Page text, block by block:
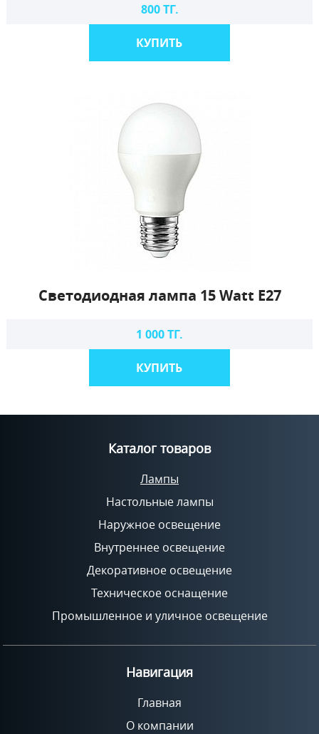
800 ТГ.
КУПИТЬ
Светодиодная лампа 15 Watt E27
1 000 ТГ.
КУПИТЬ
Каталог товаров
Лампы
Настольные лампы
Наружное освещение
Внутреннее освещение
Декоративное освещение
Техническое оснащение
Промышленное и уличное освещение
Навигация
Главная
О компании